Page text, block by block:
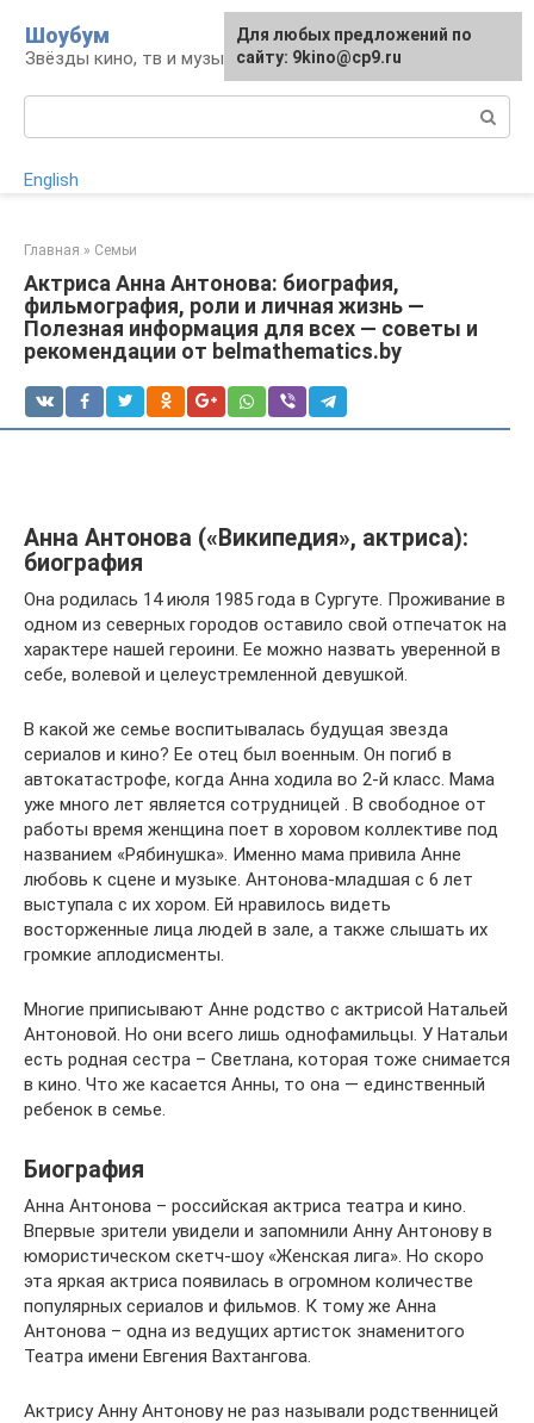
контенту
Шоубум
Звёзды кино, тв и музыки
English
Главная » Семьи
Актриса Анна Антонова: биография,
фильмография, роли и личная жизнь —
Полезная информация для всех — советы и
рекомендации от belmathematics.by
Анна Антонова («Википедия», актриса):
биография
Она родилась 14 июля 1985 года в Сургуте. Проживание в
одном из северных городов оставило свой отпечаток на
характере нашей героини. Ее можно назвать уверенной в
себе, волевой и целеустремленной девушкой.
В какой же семье воспитывалась будущая звезда
сериалов и кино? Ее отец был военным. Он погиб в
автокатастрофе, когда Анна ходила во 2-й класс. Мама
уже много лет является сотрудницей . В свободное от
работы время женщина поет в хоровом коллективе под
названием «Рябинушка». Именно мама привила Анне
любовь к сцене и музыке. Антонова-младшая с 6 лет
выступала с их хором. Ей нравилось видеть
восторженные лица людей в зале, а также слышать их
громкие аплодисменты.
Многие приписывают Анне родство с актрисой Натальей
Антоновой. Но они всего лишь однофамильцы. У Натальи
есть родная сестра – Светлана, которая тоже снимается
в кино. Что же касается Анны, то она — единственный
ребенок в семье.
Биография
Анна Антонова – российская актриса театра и кино.
Впервые зрители увидели и запомнили Анну Антонову в
юмористическом скетч-шоу «Женская лига». Но скоро
эта яркая актриса появилась в огромном количестве
популярных сериалов и фильмов. К тому же Анна
Антонова – одна из ведущих артисток знаменитого
Театра имени Евгения Вахтангова.
Актрису Анну Антонову не раз называли родственницей
Для любых предложений по
сайту: 9kino@cp9.ru